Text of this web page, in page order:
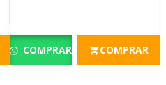
COMPRAR COMPRAR